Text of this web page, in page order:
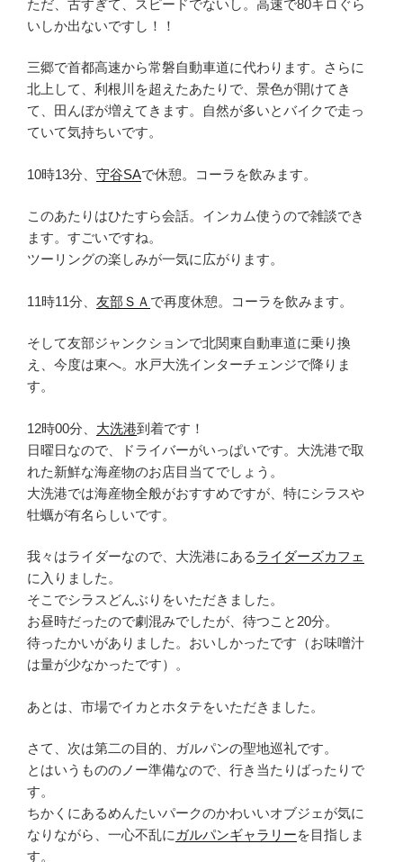
ただ、古すぎて、スピードでないし。高速で80キロぐら
いしか出ないですし！！
三郷で首都高速から常磐自動車道に代わります。さらに
北上して、利根川を超えたあたりで、景色が開けてき
て、田んぼが増えてきます。自然が多いとバイクで走っ
ていて気持ちいです。
10時13分、 守谷SAで休憩。コーラを飲みます。
このあたりはひたすら会話。インカム使うので雑談でき
ます。すごいですね。
ツーリングの楽しみが一気に広がります。
11時11分、 友部ＳＡ で再度休憩。コーラを飲みます。
そして友部ジャンクションで北関東自動車道に乗り換
え、今度は東へ。水戸大洗インターチェンジで降りま
す。
12時00分、 大洗港到着です！
日曜日なので、ドライバーがいっぱいです。大洗港で取
れた新鮮な海産物のお店目当てでしょう。
大洗港では海産物全般がおすすめですが、特にシラスや
牡蠣が有名らしいです。
我々はライダーなので、大洗港にあるライダーズカフェ
に入りました。
そこでシラスどんぶりをいただきました。
お昼時だったので劇混みでしたが、待つこと20分。
待ったかいがありました。おいしかったです（お味噌汁
は量が少なかったです）。
あとは、市場でイカとホタテをいただきました。
さて、次は第二の目的、ガルパンの聖地巡礼です。
とはいうもののノー準備なので、行き当たりばったりで
す。
ちかくにあるめんたいパークのかわいいオブジェが気に
なりながら、一心不乱に ガルパンギャラリーを目指しま
す。